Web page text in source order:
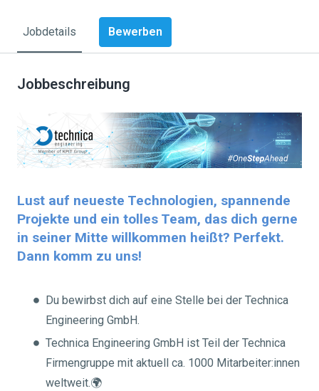
Jobdetails Bewerben
Jobbeschreibung
Lust auf neueste Technologien, spannende
Projekte und ein tolles Team, das dich gerne
in seiner Mitte willkommen heißt? Perfekt.
Dann komm zu uns!
Du bewirbst dich auf eine Stelle bei der Technica
Engineering GmbH.
Technica Engineering GmbH ist Teil der Technica
Firmengruppe mit aktuell ca. 1000 Mitarbeiter:innen
weltweit.🌍